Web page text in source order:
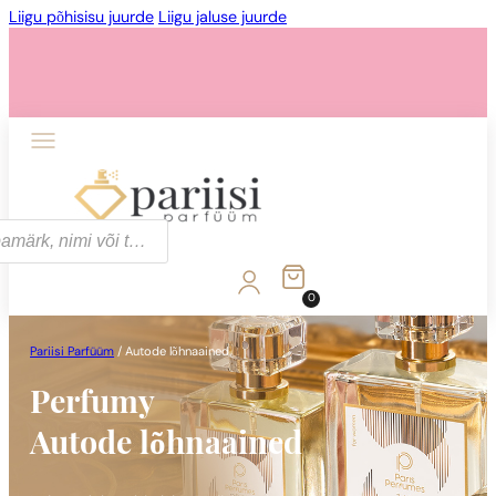
Liigu põhisisu juurde Liigu jaluse juurde
0
Pariisi Parfüüm /Autode lõhnaained
Perfumy
Autode lõhnaained